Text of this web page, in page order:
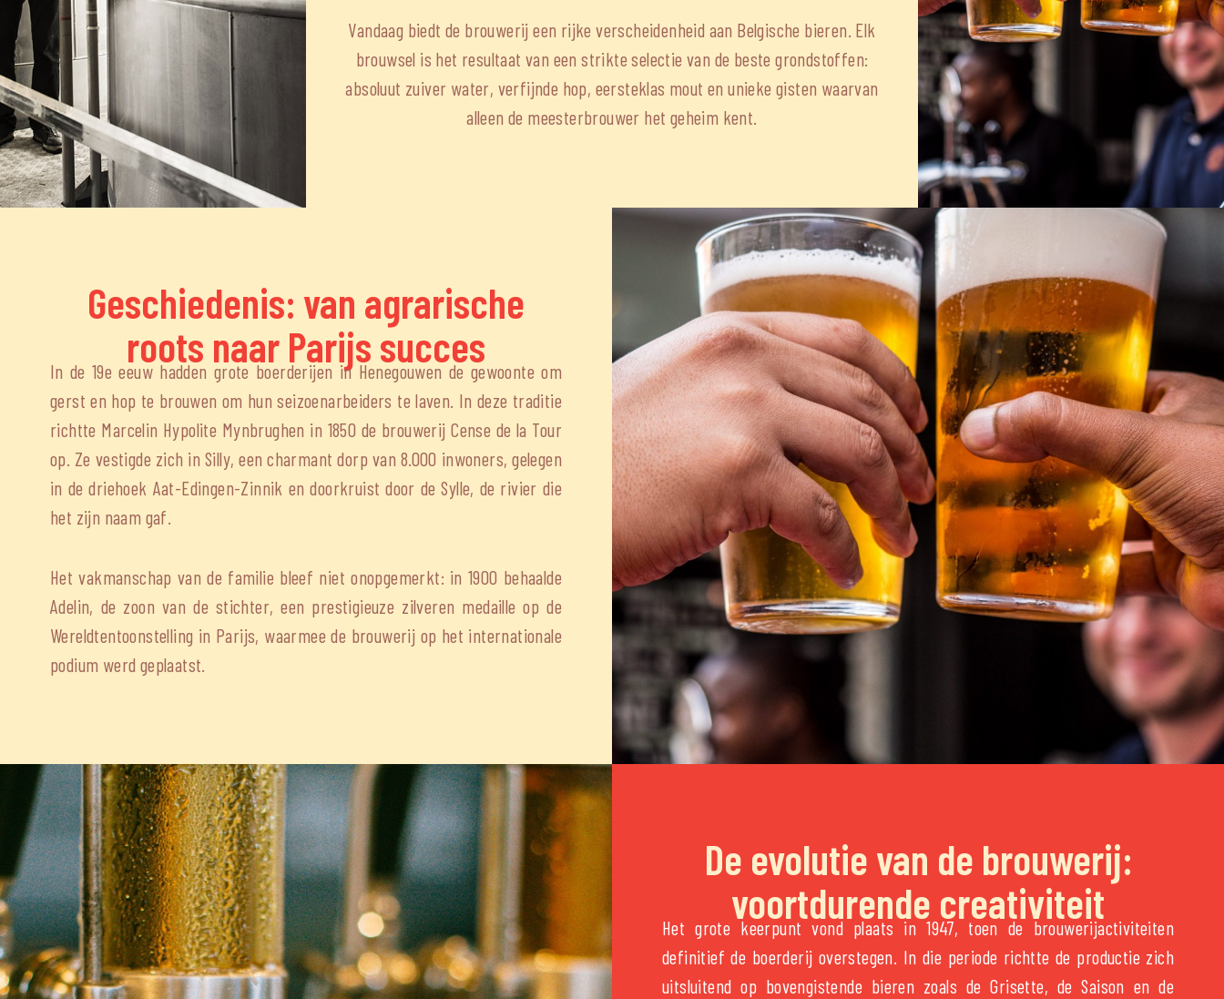
Vandaag biedt de brouwerij een rijke verscheidenheid aan Belgische bieren. Elk
brouwsel is het resultaat van een strikte selectie van de beste grondstoffen:
absoluut zuiver water, verfijnde hop, eersteklas mout en unieke gisten waarvan
alleen de meesterbrouwer het geheim kent.
Geschiedenis: van agrarische
roots naar Parijs succes
In de 19e eeuw hadden grote boerderijen in Henegouwen de gewoonte om
gerst en hop te brouwen om hun seizoenarbeiders te laven. In deze traditie
richtte Marcelin Hypolite Mynbrughen in 1850 de brouwerij Cense de la Tour
op. Ze vestigde zich in Silly, een charmant dorp van 8.000 inwoners, gelegen
in de driehoek Aat-Edingen-Zinnik en doorkruist door de Sylle, de rivier die
het zijn naam gaf.
Het vakmanschap van de familie bleef niet onopgemerkt: in 1900 behaalde
Adelin, de zoon van de stichter, een prestigieuze zilveren medaille op de
Wereldtentoonstelling in Parijs, waarmee de brouwerij op het internationale
podium werd geplaatst.
De evolutie van de brouwerij:
voortdurende creativiteit
Het grote keerpunt vond plaats in 1947, toen de brouwerijactiviteiten
definitief de boerderij overstegen. In die periode richtte de productie zich
uitsluitend op bovengistende bieren zoals de Grisette, de Saison en de